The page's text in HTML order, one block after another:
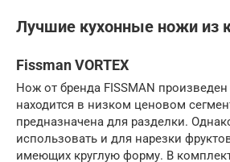
Лучшие кухонные ножи из
Fissman VORTEX
Нож от бренда FISSMAN
находится в низком ценовом
предназначена для разделки.
использовать и для нарезки
имеющих круглую форму. В